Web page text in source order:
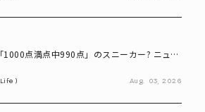
「1000点満点中990点」のスニーカー? ニュー
Life Aug. 03, 2026